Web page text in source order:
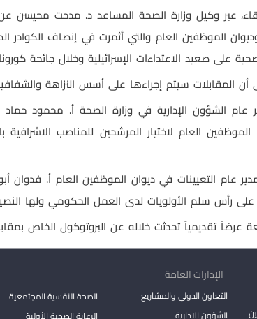
عبر وكيل وزارة الصحة المساعد د. مدحت محيسن
الموظفين العام والتي أثمرت في إنصاف الكوادر
على صعيد الاعتداءات الإسرائيلية وخلال جائحة
المقابلات سيتم إجراءها على أسس النزاهة
العام لاختيار المرشحين للمناصب
عام التعيينات في ديوان الموظفين العام أ.
على رأس سلم الأولويات لدى العمل الحكومي ولها
تقديمياً تحدثت خلاله عن البروتوكول الخاص
الإدارات العامة
التعاون الدولي والمشاريع
الشؤون الإدارية
الصحة النفسية المجتمعية
الرعاية الصحية الأولية